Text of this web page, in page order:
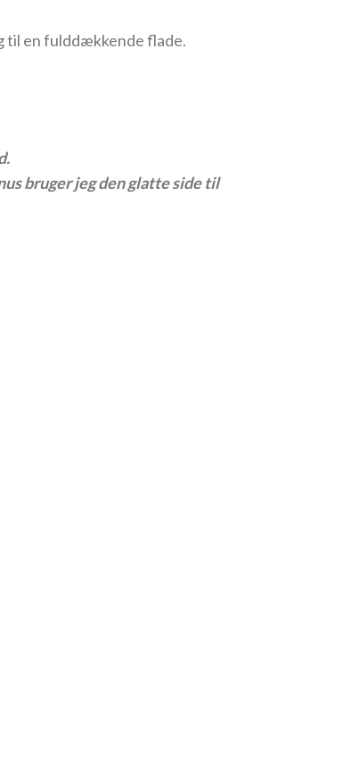
til en fulddækkende flade.
bruger jeg den glatte side til